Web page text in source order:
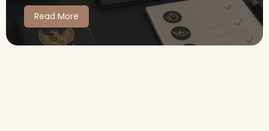
Read More